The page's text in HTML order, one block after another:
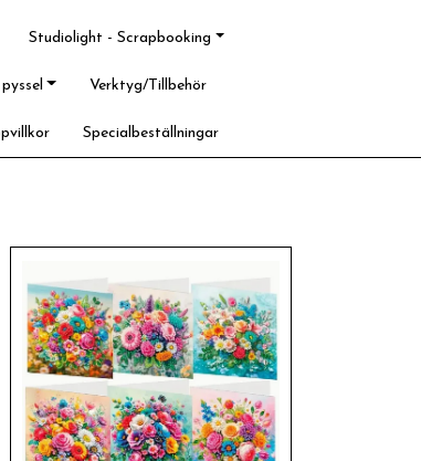
Studiolight - Scrapbooking
Verktyg/Tillbehör
Specialbeställningar